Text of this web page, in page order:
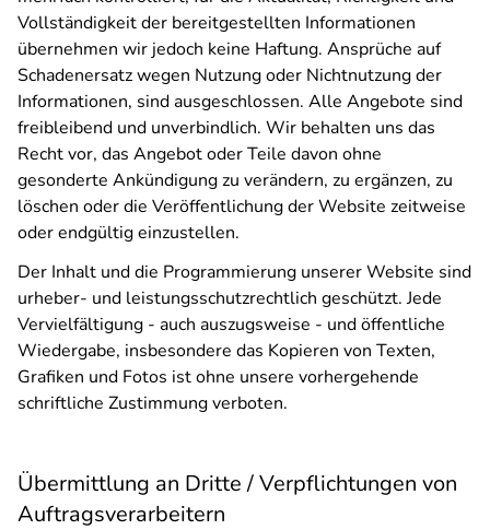
Vollständigkeit der bereitgestellten Informationen
übernehmen wir jedoch keine Haftung. Ansprüche auf
Schadenersatz wegen Nutzung oder Nichtnutzung der
Informationen, sind ausgeschlossen. Alle Angebote sind
freibleibend und unverbindlich. Wir behalten uns das
Recht vor, das Angebot oder Teile davon ohne
gesonderte Ankündigung zu verändern, zu ergänzen, zu
löschen oder die Veröffentlichung der Website zeitweise
oder endgültig einzustellen.
Der Inhalt und die Programmierung unserer Website sind
urheber- und leistungsschutzrechtlich geschützt. Jede
Vervielfältigung - auch auszugsweise - und öffentliche
Wiedergabe, insbesondere das Kopieren von Texten,
Grafiken und Fotos ist ohne unsere vorhergehende
schriftliche Zustimmung verboten.
Übermittlung an Dritte / Verpflichtungen von
Auftragsverarbeitern